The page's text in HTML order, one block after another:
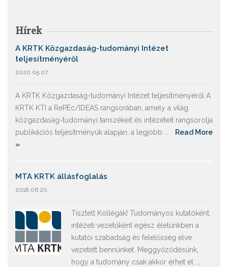
Hírek
A KRTK Közgazdaság-tudományi Intézet
teljesítményéről
2020.05.07.
A KRTK Közgazdaság-tudományi Intézet teljesítményéről A
KRTK KTI a RePEc/IDEAS rangsorában, amely a világ
közgazdaság-tudományi tanszékeit és intézeteit rangsorolja
publikációs teljesítményük alapján, a legjobb ...
Read More
»
MTA KRTK állásfoglalás
2018.06.20.
Tisztelt Kollégák! Tudományos kutatóként,
intézeti vezetőként egész életünkben a
kutatói szabadság és felelősség elve
vezetett bennünket. Meggyőződésünk,
hogy a tudomány csak akkor érhet el ...